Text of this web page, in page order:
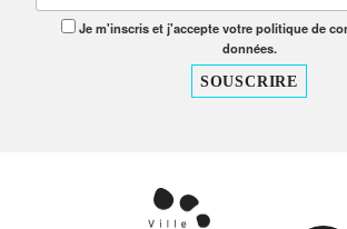
Je m'inscris et j'accepte votre politique de
données.